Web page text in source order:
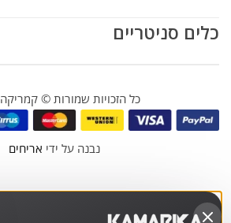
כלים סניטריים
כל הזכויות שמורות © קמריקה 2025
נבנה על ידי אריחים